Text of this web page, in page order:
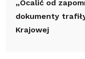
„Ocalić od
dokumenty
Krajowej